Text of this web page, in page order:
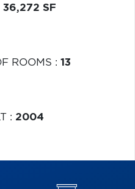
36,272 SF
ROOMS : 13
: 2004